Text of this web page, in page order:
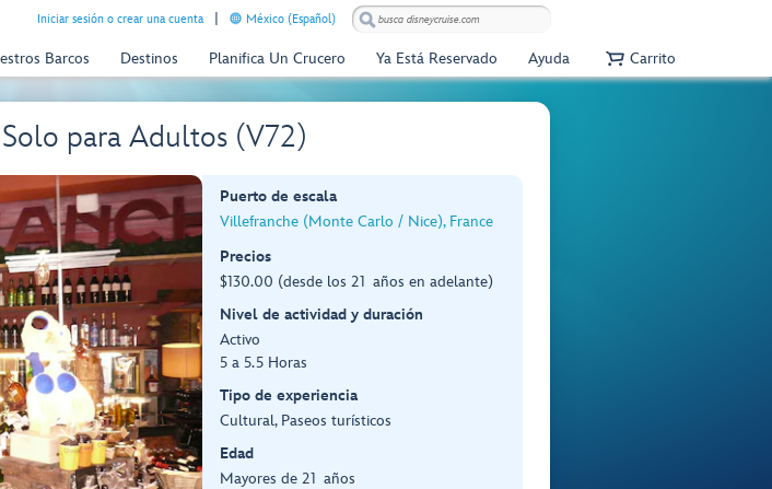
Iniciar sesión o crear una cuenta México (Español)
Barcos Destinos Planifica Un Crucero Ya Está Reservado Ayuda Carrito
Solo para Adultos (V72)
Puerto de escala
Villefranche (Monte Carlo / Nice), France
Precios
$130.00 (desde los 21 años en adelante)
Nivel de actividad y duración
Activo
5 a 5.5 Horas
Tipo de experiencia
Cultural, Paseos turísticos
Edad
Mayores de 21 años